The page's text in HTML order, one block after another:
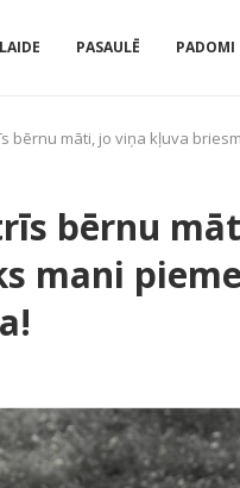
PASAULĒ PADOMI
bērnu māti, jo viņa kļuva
bērnu
mani